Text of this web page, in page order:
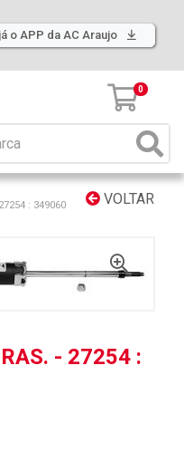
o APP da AC Araujo
0
VOLTAR
: 349060
- 27254 :